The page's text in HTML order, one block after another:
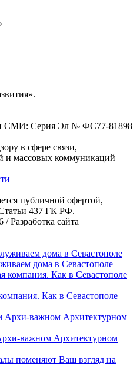
СМИ: Серия Эл № ФС77-81898
в сфере связи,
и массовых коммуникаций
публичной офертой,
437 ГК РФ.
/Разработка сайта
дома в Севастополе
Как в Севастополе
важном Архитектурном